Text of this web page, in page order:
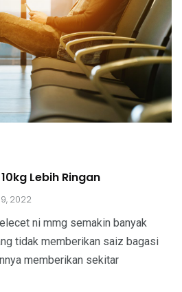
Lebih Ringan
2022
ni mmg semakin banyak
tidak memberikan saiz bagasi
memberikan sekitar